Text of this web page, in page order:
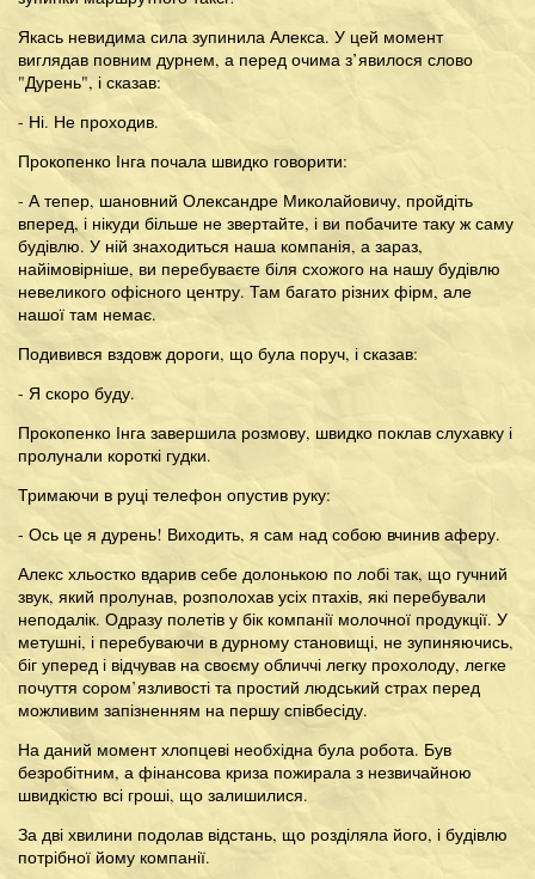
Якась невидима сила зупинила Алекса. У цей момент
виглядав повним дурнем, а перед очима з’явилося слово
"Дурень", і сказав:
- Ні. Не проходив.
Прокопенко Інга почала швидко говорити:
- А тепер, шановний Олександре Миколайовичу, пройдіть
вперед, і нікуди більше не звертайте, і ви побачите таку ж саму
будівлю. У ній знаходиться наша компанія, а зараз,
найімовірніше, ви перебуваєте біля схожого на нашу будівлю
невеликого офісного центру. Там багато різних фірм, але
нашої там немає.
Подивився вздовж дороги, що була поруч, і сказав:
- Я скоро буду.
Прокопенко Інга завершила розмову, швидко поклав слухавку і
пролунали короткі гудки.
Тримаючи в руці телефон опустив руку:
- Ось це я дурень! Виходить, я сам над собою вчинив аферу.
Алекс хльостко вдарив себе долонькою по лобі так, що гучний
звук, який пролунав, розполохав усіх птахів, які перебували
неподалік. Одразу полетів у бік компанії молочної продукції. У
метушні, і перебуваючи в дурному становищі, не зупиняючись,
біг уперед і відчував на своєму обличчі легку прохолоду, легке
почуття сором’язливості та простий людський страх перед
можливим запізненням на першу співбесіду.
На даний момент хлопцеві необхідна була робота. Був
безробітним, а фінансова криза пожирала з незвичайною
швидкістю всі гроші, що залишилися.
За дві хвилини подолав відстань, що розділяла його, і будівлю
потрібної йому компанії.